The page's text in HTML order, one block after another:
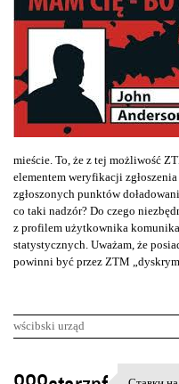
mieście. To, że z tej możliwość
elementem weryfikacji
zgłoszonych punktów
co taki nadzór? Do czego
z profilem użytkownika
statystycznych. Uważam, że
powinni być przez ZTM
wścibski urząd
K